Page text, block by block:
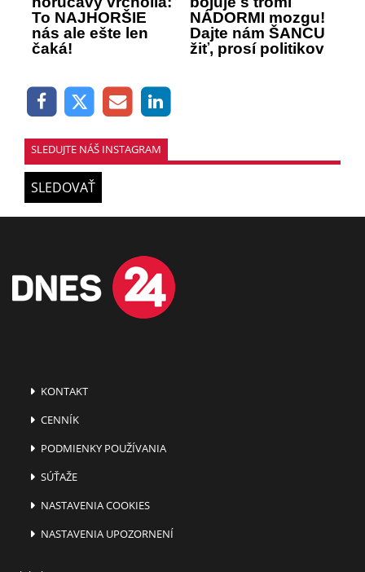
To NAJHORŠIE
nás ale ešte len
čaká!
NÁDORMI mozgu!
Dajte nám ŠANCU
žiť, prosí politikov
SLEDUJTE NÁŠ INSTAGRAM
SLEDOVAŤ
KONTAKT
CENNÍK
PODMIENKY POUŽÍVANIA
SÚŤAŽE
NASTAVENIA COOKIES
NASTAVENIA UPOZORNENÍ